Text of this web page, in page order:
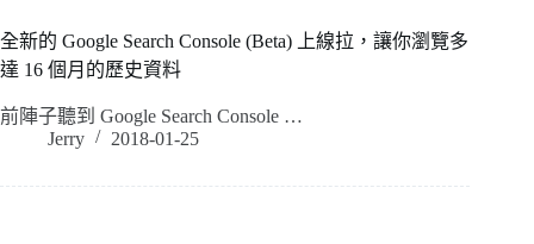
全新的 Google Search Console (Beta) 上線拉，讓你瀏覽多
達 16 個月的歷史資料
前陣子聽到 Google Search Console …
Jerry
2018-01-25